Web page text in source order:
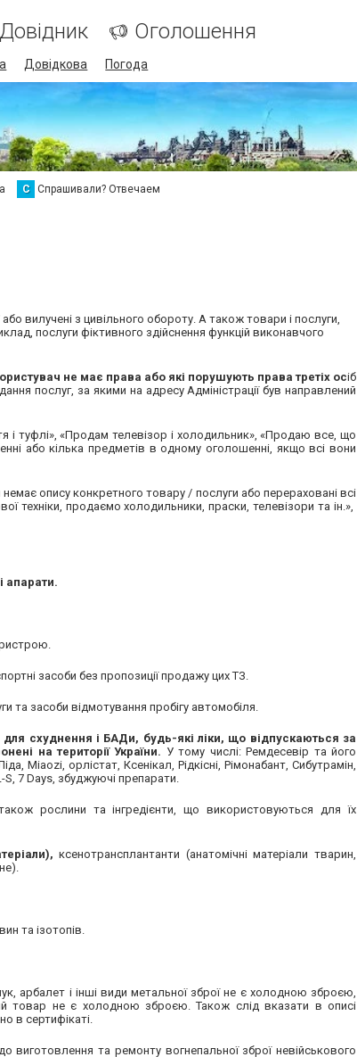
Довідник Оголошення
Довідкова Погода
С Спрашивали? Отвечаем
вилучені з цивільного обороту. А також товари і послуги,
послуги фіктивного здійснення функцій виконавчого
не має права або які порушують права третіх осіб
послуг, за якими на адресу Адміністрації був направлений
і туфлі», «Продам телевізор і холодильник», «Продаю все, що
або кілька предметів в одному оголошенні, якщо всі вони
опису конкретного товару / послуги або перераховані всі
техніки, продаємо холодильники, праски, телевізори та ін.»,
апарати.
засоби без пропозиції продажу цих ТЗ.
та засоби відмотування пробігу автомобіля.
для схуднення і БАДи, будь-які ліки, що відпускаються за
на території України. У тому числі: Ремдесевір та його
Miaozi, орлістат, Ксенікал, Рідкісні, Рімонабант, Сибутрамін,
7 Days, збуджуючі препарати.
рослини та інгредієнти, що використовуються для їх
ксенотрансплантанти (анатомічні матеріали тварин,
та ізотопів.
арбалет і інші види метальної зброї не є холодною зброєю,
товар не є холодною зброєю. Також слід вказати в описі
в сертифікаті.
виготовлення та ремонту вогнепальної зброї невійськового